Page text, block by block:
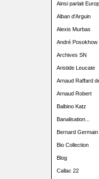
Ainsi parlait
Alban d'Arguin
Alexis Murbas
André Posokhow
Archives SN
Aristide Leucate
Arnaud Raffard
Arnaud Robert
Balbino Katz
Banalisation...
Bernard Germain
Bio Collection
Blog
Callac 22